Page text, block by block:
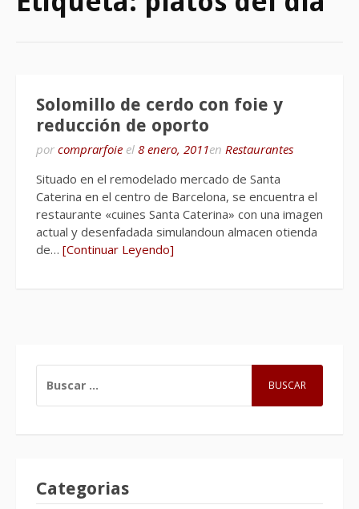
Solomillo de cerdo con foie y
reducción de oporto
por comprarfoie el 8 enero, 2011en Restaurantes
Situado en el remodelado mercado de Santa
Caterina en el centro de Barcelona, se encuentra el
restaurante «cuines Santa Caterina» con una imagen
actual y desenfadada simulandoun almacen otienda
de… [Continuar Leyendo]
Categorias